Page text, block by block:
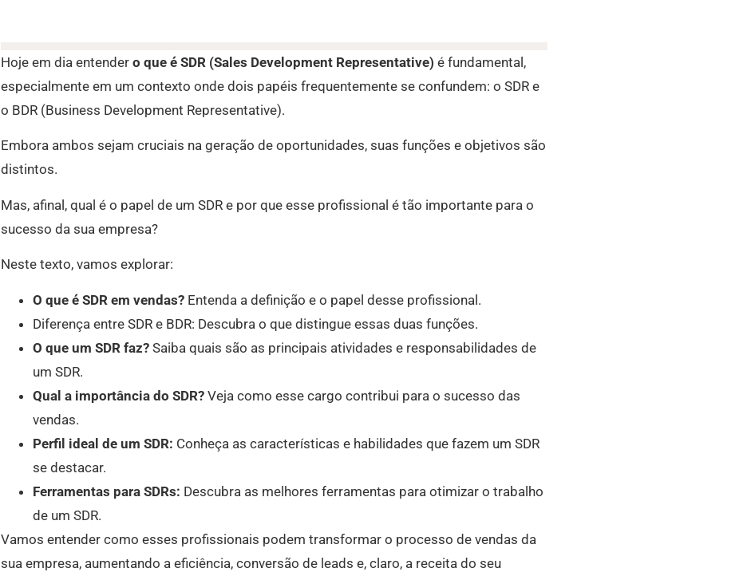
Hoje em dia entender o que é SDR (Sales Development Representative) é fundamental,
especialmente em um contexto onde dois papéis frequentemente se confundem: o SDR e
o BDR (Business Development Representative).
Embora ambos sejam cruciais na geração de oportunidades, suas funções e objetivos são
distintos.
Mas, afinal, qual é o papel de um SDR e por que esse profissional é tão importante para o
sucesso da sua empresa?
Neste texto, vamos explorar:
O que é SDR em vendas?Entenda a definição e o papel desse profissional.
Diferença entre SDR e BDR: Descubra o que distingue essas duas funções.
O que um SDR faz?Saiba quais são as principais atividades e responsabilidades de
um SDR.
Qual a importância do SDR?Veja como esse cargo contribui para o sucesso das
vendas.
Perfil ideal de um SDR: Conheça as características e habilidades que fazem um SDR
se destacar.
Ferramentas para SDRs: Descubra as melhores ferramentas para otimizar o trabalho
de um SDR.
Vamos entender como esses profissionais podem transformar o processo de vendas da
sua empresa, aumentando a eficiência, conversão de leads e, claro, a receita do seu